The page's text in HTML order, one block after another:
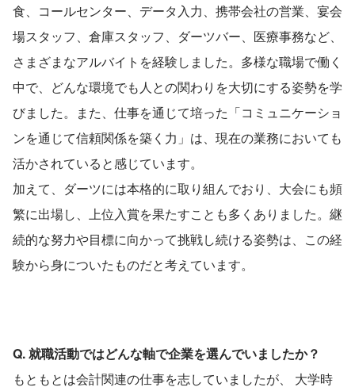
食、コールセンター、データ入力、携帯会社の営業、宴会
場スタッフ、倉庫スタッフ、ダーツバー、医療事務など、
さまざまなアルバイトを経験しました。多様な職場で働く
中で、どんな環境でも人との関わりを大切にする姿勢を学
びました。また、仕事を通じて培った「コミュニケーショ
ンを通じて信頼関係を築く力」は、現在の業務においても
活かされていると感じています。
加えて、ダーツには本格的に取り組んでおり、大会にも頻
繁に出場し、上位入賞を果たすことも多くありました。継
続的な努力や目標に向かって挑戦し続ける姿勢は、この経
験から身についたものだと考えています。
Q. 就職活動ではどんな軸で企業を選んでいましたか？
もともとは会計関連の仕事を志していましたが、 大学時